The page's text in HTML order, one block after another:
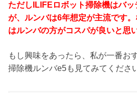
ただしILIFEロボット掃除機はバ
が、ルンバは6年想定が主流です。
はルンバの方がコスパが良いと思
もし興味をあったら、私が一番お
掃除機ルンバe5も見てみてくださ